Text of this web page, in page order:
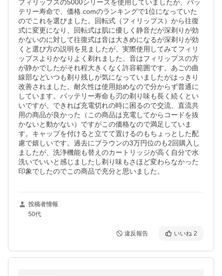
フィリップスの5000シリーズを使用していましたが、バッ
テリー寿命で、価格.comのランキングで1位になっていた
のでこれを選びました。回転式（フィリップス）から往復
式に変更になり、回転式は肌に優しく静音だが深剃りが効
かないのに対して往復式は音は大きめになるが深剃りが効
くと選び方の説明を見ましたが、実際使用してみてフィリ
ップスよりかなりよく剃れました。音はフィリップスの方
が静かでしたがそれ程大きくなく許容範囲です。あごの曲
線部などいつも剃り残しが気になっていましたがはっきり
改善されました。耐久性は使用始めなので分からず普通に
しています。バッテリー寿命も刃の剃り味も長く続くとい
いですが。できれば充電切れの時に困るので交流、直流共
用の商品が良かった（この商品は充電してからコードを抜
かないと動かない）ですがこの価格なので満足していま
す。キャップを付けると立てて置けるのもちょっとした配
慮で嬉しいです。過去にブラウンの3万円位のも2回購入し
ましたが、洗浄機能も替えのカートリッジが高く自分で水
洗いでいいと感じましたし剃り味もさほど変わらなかった
印象でしたのでこの商品で充分と思いました。
投稿者情報
50代
違反報告 いいね 2